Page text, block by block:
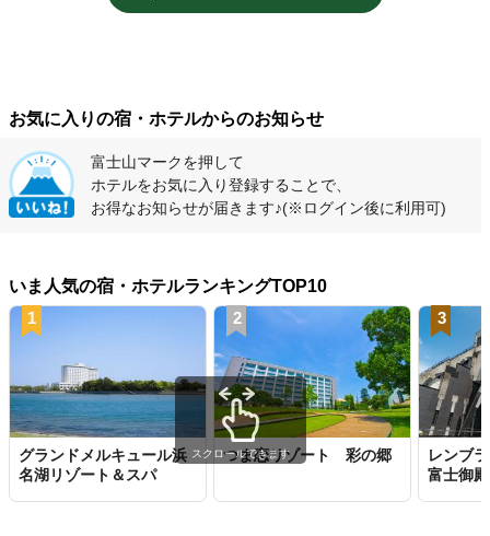
お気に入りの宿・ホテルからのお知らせ
富士山マークを押して
ホテルをお気に入り登録することで、
お得なお知らせが届きます♪(※ログイン後に利用可)
いま人気の宿・ホテルランキングTOP10
1
グランドメルキュール浜
名湖リゾート＆スパ
2
つま恋リゾート 彩の郷
3
レンブ
富士御
スクロールできます